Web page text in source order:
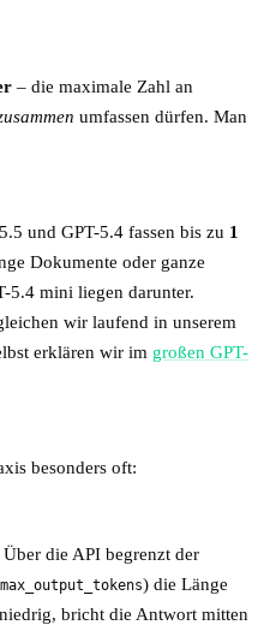
– die maximale Zahl an
umfassen dürfen. Man
und GPT-5.4 fassen bis zu 1
Dokumente oder ganze
5.4 mini liegen darunter.
wir laufend in unserem
erklären wir im großen GPT-
besonders oft:
Über die API begrenzt der
max_output_tokens) die Länge
bricht die Antwort mitten